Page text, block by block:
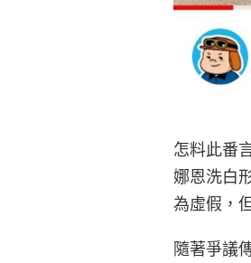
怎料此番
娜恩洗白
為虛假，
隨著爭議